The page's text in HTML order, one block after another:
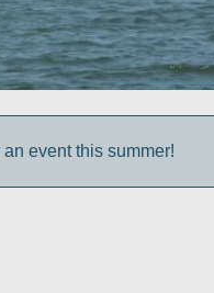
event this summer!